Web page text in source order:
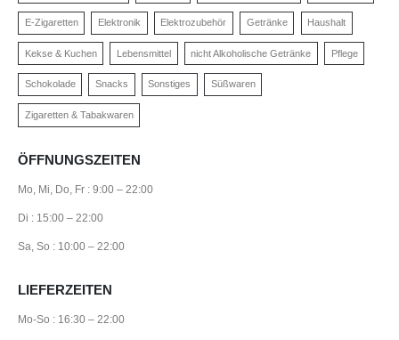
E-Zigaretten Elektronik Elektrozubehör Getränke Haushalt
Kekse & Kuchen Lebensmittel nicht Alkoholische Getränke Pflege
Schokolade Snacks Sonstiges Süßwaren
Zigaretten & Tabakwaren
ÖFFNUNGSZEITEN
Mo, Mi, Do, Fr : 9:00 – 22:00
Di : 15:00 – 22:00
Sa, So : 10:00 – 22:00
LIEFERZEITEN
Mo-So : 16:30 – 22:00